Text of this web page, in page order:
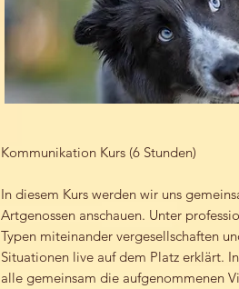
Kommunikation Kurs (6 Stunden)
In diesem Kurs werden wir uns
Artgenossen anschauen. Unter
Typen miteinander vergesellschaften
Situationen live auf dem Platz erklärt.
alle gemeinsam die aufgenommenen